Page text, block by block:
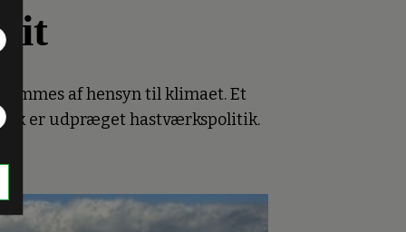
tit
af hensyn til klimaet. Et
er udpræget hastværkspolitik.